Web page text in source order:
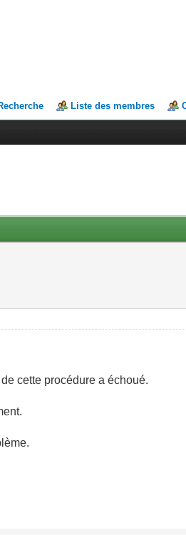
Liste des membres
cette procédure a échoué.